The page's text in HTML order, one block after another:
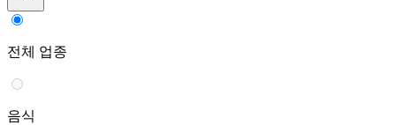
전체 업종
음식